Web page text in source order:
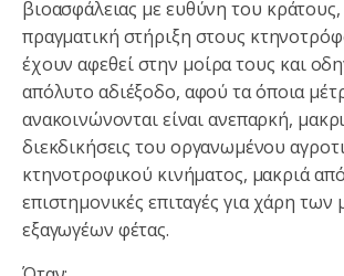
βιοασφάλειας με ευθύνη του
πραγματική στήριξη στους
έχουν αφεθεί στην μοίρα τους και
απόλυτο αδιέξοδο, αφού τα όποια
ανακοινώνονται είναι ανεπαρκή,
διεκδικήσεις του οργανωμένου
κτηνοτροφικού κινήματος, μακριά από
επιστημονικές επιταγές για χάρη των
εξαγωγέων φέτας.